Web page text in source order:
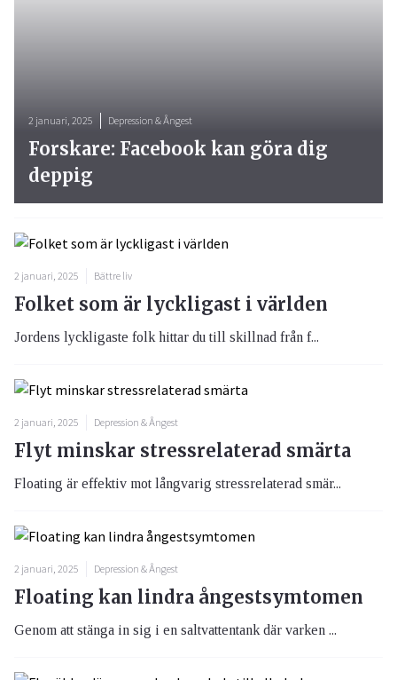
2 januari, 2025 Depression & Ångest
Forskare: Facebook kan göra dig
deppig
2 januari, 2025 Bättre liv
Folket som är lyckligast i världen
Jordens lyckligaste folk hittar du till skillnad från f...
2 januari, 2025 Depression & Ångest
Flyt minskar stressrelaterad smärta
Floating är effektiv mot långvarig stressrelaterad smär...
2 januari, 2025 Depression & Ångest
Floating kan lindra ångestsymtomen
Genom att stänga in sig i en saltvattentank där varken ...